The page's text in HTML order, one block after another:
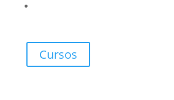
Cursos